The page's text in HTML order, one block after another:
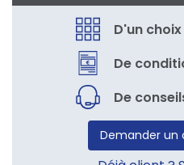
D'un
De
De
Demander